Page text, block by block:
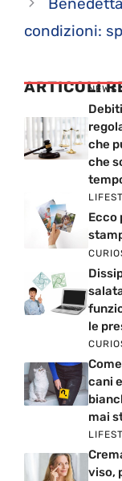
condizioni:
ARTICOLINEWS
che
che
Ecco
le
cani
mai
viso,